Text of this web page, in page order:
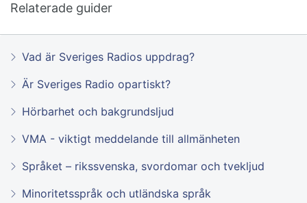
Relaterade guider
Vad är Sveriges Radios uppdrag?
Är Sveriges Radio opartiskt?
Hörbarhet och bakgrundsljud
VMA - viktigt meddelande till allmänheten
Språket – rikssvenska, svordomar och tvekljud
Minoritetsspråk och utländska språk